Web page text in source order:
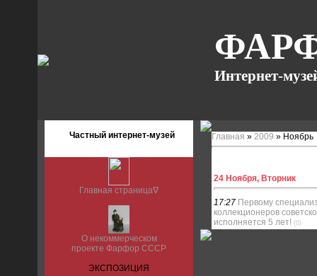
Интернет-
Частный интернет-музей
Главная страница∇
О некоммерческом
проекте Фарфор СССР
ЭКСПОЗИЦИЯ
Главная » 2009 » Ноябрь
24 Ноября, Вторник
17:27 Первому
коллекционеров
исполняется 5 лет! (0)